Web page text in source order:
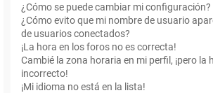
¿Cómo se puede cambiar mi configuración?
¿Cómo evito que mi nombre de usuario
de usuarios conectados?
¡La hora en los foros no es correcta!
Cambié la zona horaria en mi perfil, ¡pero la
incorrecto!
¡Mi idioma no está en la lista!